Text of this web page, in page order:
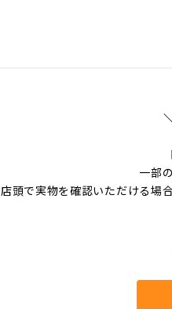
一部
店頭で実物を確認いただける場